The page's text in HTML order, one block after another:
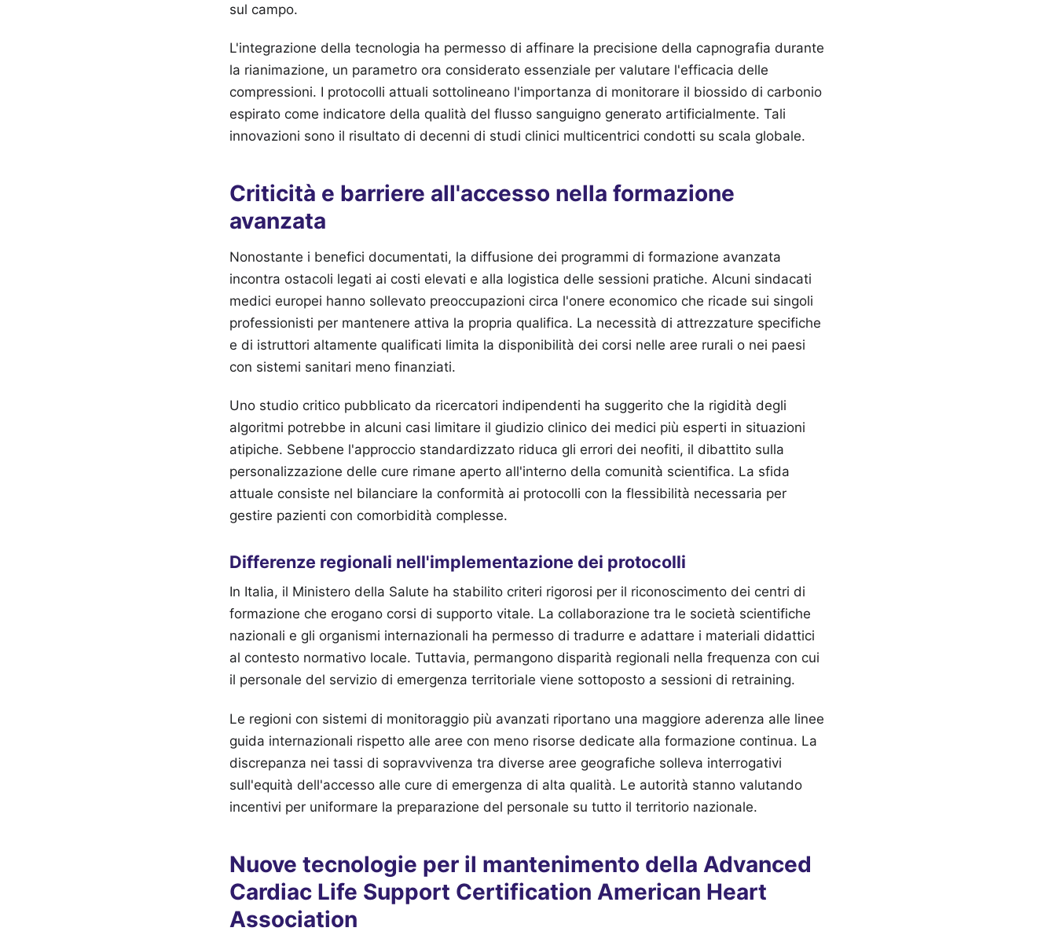
sul campo.
L'integrazione della tecnologia ha permesso di affinare la precisione della capnografia durante
la rianimazione, un parametro ora considerato essenziale per valutare l'efficacia delle
compressioni. I protocolli attuali sottolineano l'importanza di monitorare il biossido di carbonio
espirato come indicatore della qualità del flusso sanguigno generato artificialmente. Tali
innovazioni sono il risultato di decenni di studi clinici multicentrici condotti su scala globale.
Criticità e barriere all'accesso nella formazione
avanzata
Nonostante i benefici documentati, la diffusione dei programmi di formazione avanzata
incontra ostacoli legati ai costi elevati e alla logistica delle sessioni pratiche. Alcuni sindacati
medici europei hanno sollevato preoccupazioni circa l'onere economico che ricade sui singoli
professionisti per mantenere attiva la propria qualifica. La necessità di attrezzature specifiche
e di istruttori altamente qualificati limita la disponibilità dei corsi nelle aree rurali o nei paesi
con sistemi sanitari meno finanziati.
Uno studio critico pubblicato da ricercatori indipendenti ha suggerito che la rigidità degli
algoritmi potrebbe in alcuni casi limitare il giudizio clinico dei medici più esperti in situazioni
atipiche. Sebbene l'approccio standardizzato riduca gli errori dei neofiti, il dibattito sulla
personalizzazione delle cure rimane aperto all'interno della comunità scientifica. La sfida
attuale consiste nel bilanciare la conformità ai protocolli con la flessibilità necessaria per
gestire pazienti con comorbidità complesse.
Differenze regionali nell'implementazione dei protocolli
In Italia, il Ministero della Salute ha stabilito criteri rigorosi per il riconoscimento dei centri di
formazione che erogano corsi di supporto vitale. La collaborazione tra le società scientifiche
nazionali e gli organismi internazionali ha permesso di tradurre e adattare i materiali didattici
al contesto normativo locale. Tuttavia, permangono disparità regionali nella frequenza con cui
il personale del servizio di emergenza territoriale viene sottoposto a sessioni di retraining.
Le regioni con sistemi di monitoraggio più avanzati riportano una maggiore aderenza alle linee
guida internazionali rispetto alle aree con meno risorse dedicate alla formazione continua. La
discrepanza nei tassi di sopravvivenza tra diverse aree geografiche solleva interrogativi
sull'equità dell'accesso alle cure di emergenza di alta qualità. Le autorità stanno valutando
incentivi per uniformare la preparazione del personale su tutto il territorio nazionale.
Nuove tecnologie per il mantenimento della Advanced
Cardiac Life Support Certification American Heart
Association